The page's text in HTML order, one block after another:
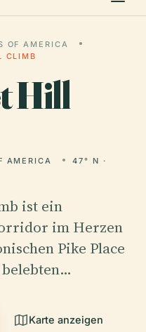
OF AMERICA
CLIMB
Hill
AMERICA
47° N ·
ist ein
im Herzen
Pike Place
Karte anzeigen